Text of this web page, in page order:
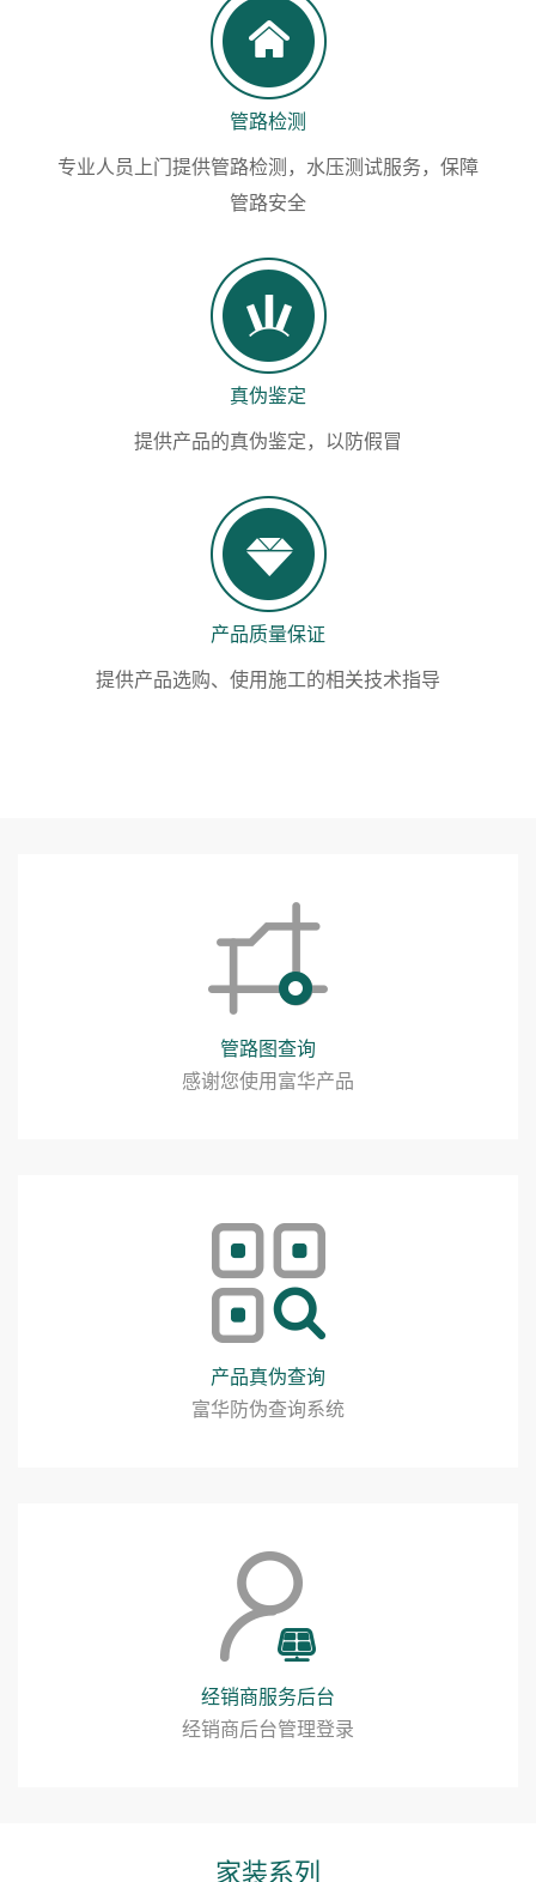
管路检测
专业人员上门提供管路检测，水压测试服务，保障
管路安全
真伪鉴定
提供产品的真伪鉴定，以防假冒
产品质量保证
提供产品选购、使用施工的相关技术指导
管路图查询
感谢您使用富华产品
产品真伪查询
富华防伪查询系统
经销商服务后台
经销商后台管理登录
家装系列